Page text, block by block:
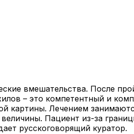
вмешательства. После
– это компетентный и
картины. Лечением
Пациент из-за
русскоговорящий куратор.